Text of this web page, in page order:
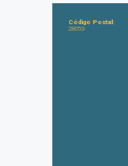
Código Postal:
28053